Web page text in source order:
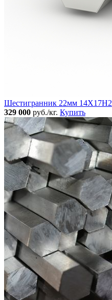
Шестигранник 22мм 14Х17Н2
329 000 руб./кг. Купить